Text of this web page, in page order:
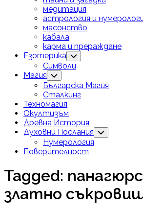
медитация
астрология и
масонство
кабала
карма и прераждане
Езотерика Toggle
Child
Menu
Символи
Магия Toggle
Child
Menu
Българска Магия
Сталкинг
Техномагия
Окултизъм
Древна История
Духовни Послания Toggle
Child
Нумерология
Поверителност
Tagged:
златно